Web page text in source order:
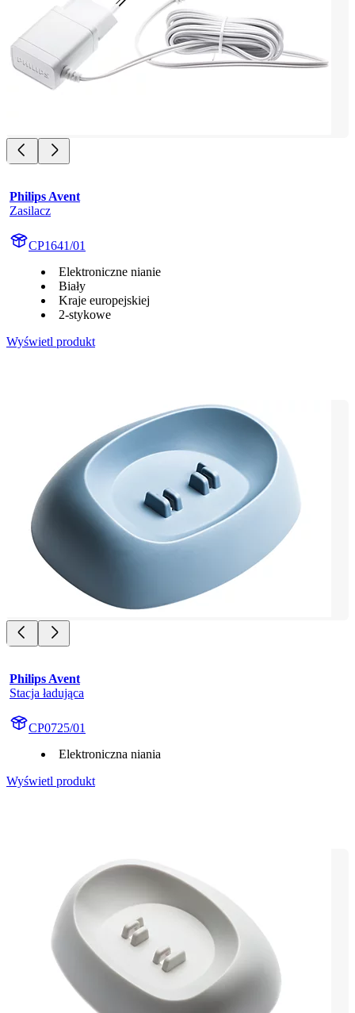
Philips Avent
Zasilacz
CP1641/01
Elektroniczne nianie
Biały
Kraje europejskiej
2-stykowe
Wyświetl produkt
Philips Avent
Stacja ładująca
CP0725/01
Elektroniczna niania
Wyświetl produkt